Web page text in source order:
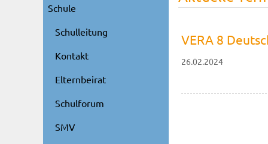
VERA 8
26.02.2024
Schule
Schulleitung
Kontakt
Elternbeirat
Schulforum
SMV